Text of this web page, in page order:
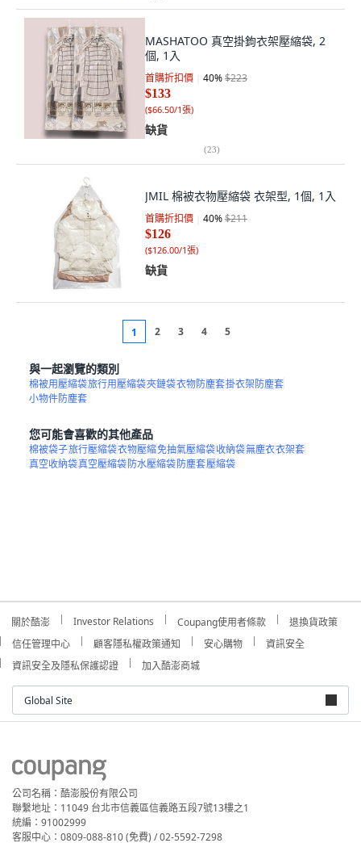
MASHATOO 真空掛鉤衣架壓縮袋, 2
個, 1入
首購折扣價 40%$223
$133
($66.50/1張)
缺貨
(23)
JMIL 棉被衣物壓縮袋 衣架型, 1個, 1入
首購折扣價 40%$211
$126
($126.00/1張)
缺貨
1 2 3 4 5
與一起瀏覽的類別
棉被用壓縮袋旅行用壓縮袋夾鏈袋衣物防塵套掛衣架防塵套
小物件防塵套
您可能會喜歡的其他產品
棉被袋子旅行壓縮袋衣物壓縮免抽氣壓縮袋收納袋無塵衣衣架套
真空收納袋真空壓縮袋防水壓縮袋防塵套壓縮袋
關於酷澎 Investor Relations Coupang使用者條款
退換貨政策
信任管理中心
顧客隱私權政策通知 安心購物
資訊安全
資訊安全及隱私保護認證
加入酷澎商城
Global Site
公司名稱：酷澎股份有限公司
聯繫地址：11049 台北市信義區信義路五段7號13樓之1
統編：91002999
客服中心：0809-088-810 (免費) / 02-5592-7298